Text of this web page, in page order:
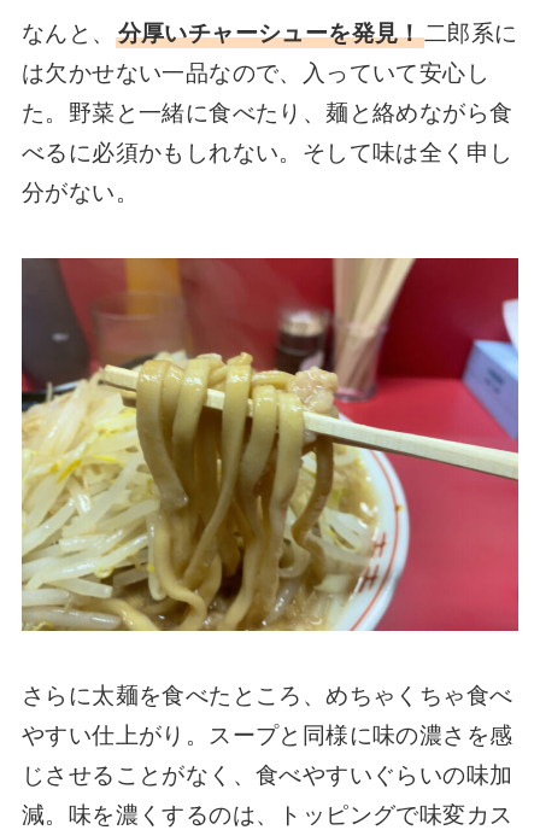
なんと、 分厚いチャーシューを発見！二郎系に
は欠かせない一品なので、入っていて安心し
た。野菜と一緒に食べたり、麺と絡めながら食
べるに必須かもしれない。そして味は全く申し
分がない。
さらに太麺を食べたところ、めちゃくちゃ食べ
やすい仕上がり。スープと同様に味の濃さを感
じさせることがなく、食べやすいぐらいの味加
減。味を濃くするのは、トッピングで味変カス